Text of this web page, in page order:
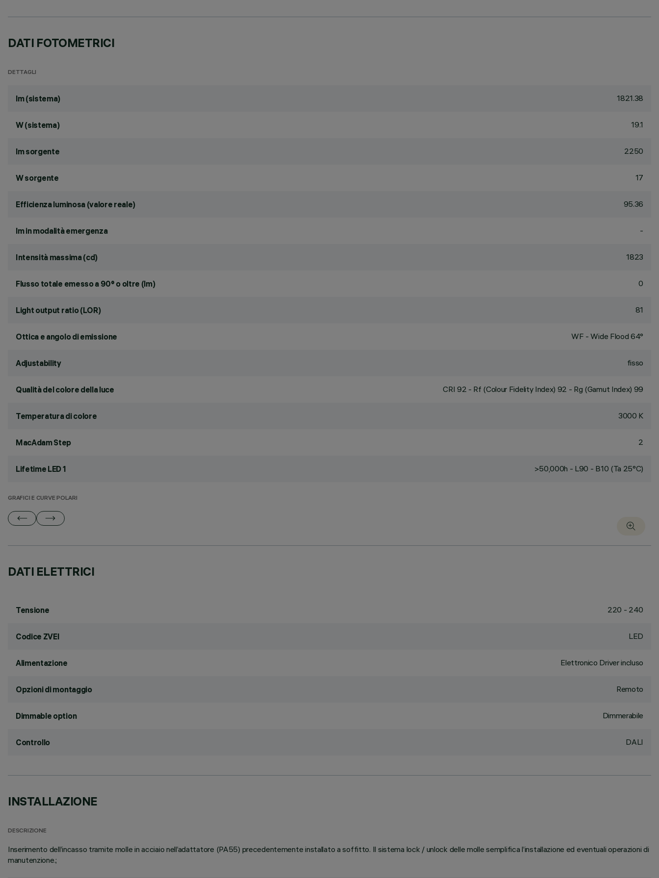
DATI FOTOMETRICI
DETTAGLI
lm (sistema) 1821.38
W (sistema) 19.1
lm sorgente 2250
W sorgente 17
Efficienza luminosa (valore reale) 95.36
lm in modalità emergenza -
Intensità massima (cd) 1823
Flusso totale emesso a 90° o oltre (lm) 0
Light output ratio (LOR) 81
Ottica e angolo di emissione WF - Wide Flood 64°
Adjustability fisso
Qualità del colore della luce CRI 92 - Rf (Colour Fidelity Index) 92 - Rg (Gamut Index) 99
Temperatura di colore 3000 K
MacAdam Step 2
Lifetime LED 1 >50,000h - L90 - B10 (Ta 25°C)
GRAFICI E CURVE POLARI
DATI ELETTRICI
Tensione 220 - 240
Codice ZVEI LED
Alimentazione Elettronico Driver incluso
Opzioni di montaggio Remoto
Dimmable option Dimmerabile
Controllo DALI
INSTALLAZIONE
DESCRIZIONE
Inserimento dell’incasso tramite molle in acciaio nell’adattatore (PA55) precedentemente installato a soffitto. Il sistema lock / unlock delle molle semplifica l’installazione ed eventuali operazioni di
manutenzione.;